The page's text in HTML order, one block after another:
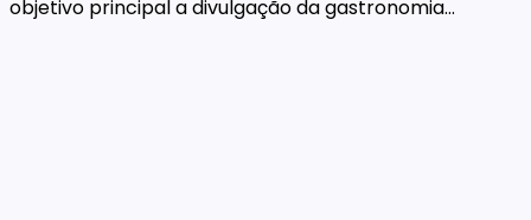
objetivo principal a divulgação da gastronomia...